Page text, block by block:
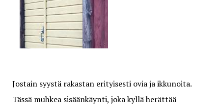
Jostain syystä rakastan erityisesti ovia ja ikkunoita.
Tässä muhkea sisäänkäynti, joka kyllä herättää